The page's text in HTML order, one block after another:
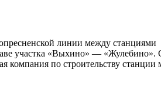
линии между станциями
участка «Выхино» — «Жулебино».
по строительству станции